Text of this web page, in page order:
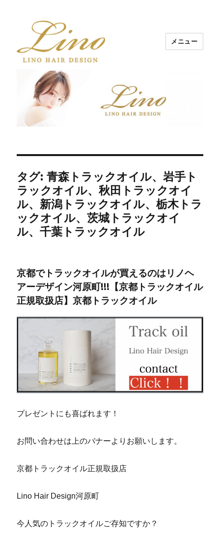
Lino Hair Design 河原町BLOG
メニュー
タグ: 青森トラックオイル、岩手ト
ラックオイル、秋田トラックオイ
ル、新潟トラックオイル、栃木トラ
ックオイル、茨城トラックオイ
ル、千葉トラックオイル
京都でトラックオイルが買えるのはリノヘ
アーデザイン河原町!!!【京都トラックオイル
正規取扱店】京都トラックオイル
プレゼントにも喜ばれます！
お問い合わせは上のバナーよりお願いします。
京都トラックオイル正規取扱店
Lino Hair Design河原町
今人気のトラックオイルご存知ですか？